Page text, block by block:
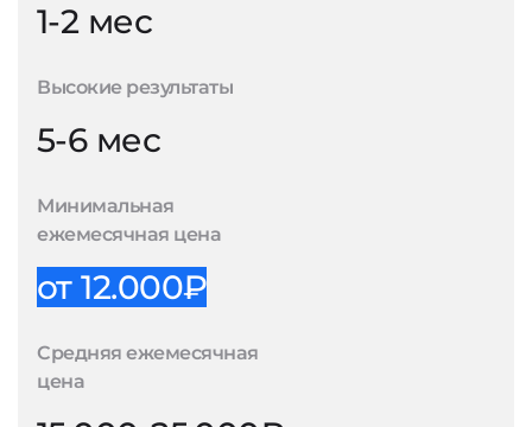
1-2 мес
Высокие результаты
5-6 мес
Минимальная
ежемесячная цена
от 12.000₽
Средняя ежемесячная
цена